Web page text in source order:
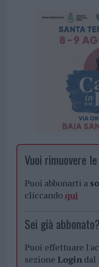
Vuoi rimuovere
Puoi abbonarti a
cliccando qui
Sei già
Puoi effettuare
sezione Logindal